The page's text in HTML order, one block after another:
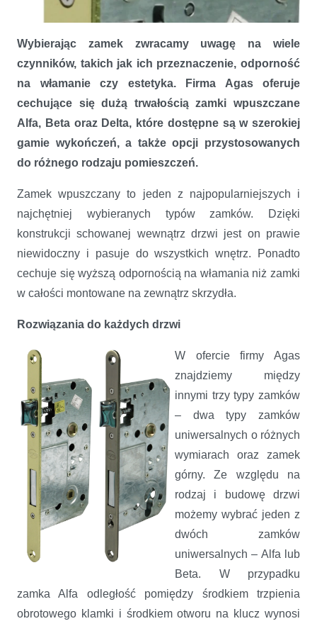
Zamki wpuszczane Agas ALFA, BETA, DELTA
Wybierając zamek zwracamy uwagę na wiele
czynników, takich jak ich przeznaczenie, odporność
na włamanie czy estetyka. Firma Agas oferuje
cechujące się dużą trwałością zamki wpuszczane
Alfa, Beta oraz Delta, które dostępne są w szerokiej
gamie wykończeń, a także opcji przystosowanych
do różnego rodzaju pomieszczeń.
Zamek wpuszczany to jeden z najpopularniejszych i
najchętniej wybieranych typów zamków. Dzięki
konstrukcji schowanej wewnątrz drzwi jest on prawie
niewidoczny i pasuje do wszystkich wnętrz. Ponadto
cechuje się wyższą odpornością na włamania niż zamki
w całości montowane na zewnątrz skrzydła.
Rozwiązania do każdych drzwi
W ofercie firmy Agas
znajdziemy między
innymi trzy typy zamków
– dwa typy zamków
uniwersalnych o różnych
wymiarach oraz zamek
górny. Ze względu na
rodzaj i budowę drzwi
możemy wybrać jeden z
dwóch zamków
uniwersalnych – Alfa lub
Beta. W przypadku
zamka Alfa odległość pomiędzy środkiem trzpienia
obrotowego klamki i środkiem otworu na klucz wynosi